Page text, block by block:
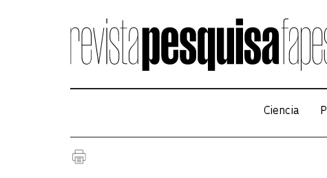
Ciencia